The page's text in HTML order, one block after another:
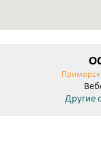
Другие